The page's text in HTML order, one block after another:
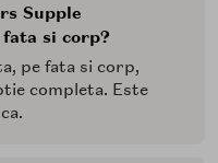
Supple
si corp?
pe fata si corp,
completa. Este